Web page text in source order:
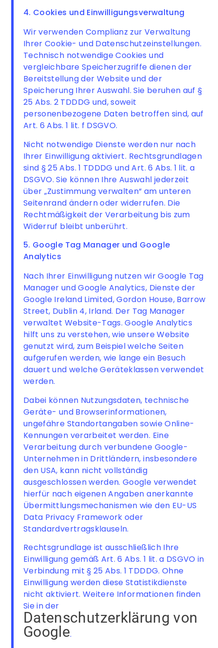
4. Cookies und Einwilligungsverwaltung
Wir verwenden Complianz zur Verwaltung
Ihrer Cookie- und Datenschutzeinstellungen.
Technisch notwendige Cookies und
vergleichbare Speicherzugriffe dienen der
Bereitstellung der Website und der
Speicherung Ihrer Auswahl. Sie beruhen auf §
25 Abs. 2 TDDDG und, soweit
personenbezogene Daten betroffen sind, auf
Art. 6 Abs. 1 lit. f DSGVO.
Nicht notwendige Dienste werden nur nach
Ihrer Einwilligung aktiviert. Rechtsgrundlagen
sind § 25 Abs. 1 TDDDG und Art. 6 Abs. 1 lit. a
DSGVO. Sie können Ihre Auswahl jederzeit
über „Zustimmung verwalten“ am unteren
Seitenrand ändern oder widerrufen. Die
Rechtmäßigkeit der Verarbeitung bis zum
Widerruf bleibt unberührt.
5. Google Tag Manager und Google
Analytics
Nach Ihrer Einwilligung nutzen wir Google Tag
Manager und Google Analytics, Dienste der
Google Ireland Limited, Gordon House, Barrow
Street, Dublin 4, Irland. Der Tag Manager
verwaltet Website-Tags. Google Analytics
hilft uns zu verstehen, wie unsere Website
genutzt wird, zum Beispiel welche Seiten
aufgerufen werden, wie lange ein Besuch
dauert und welche Geräteklassen verwendet
werden.
Dabei können Nutzungsdaten, technische
Geräte- und Browserinformationen,
ungefähre Standortangaben sowie Online-
Kennungen verarbeitet werden. Eine
Verarbeitung durch verbundene Google-
Unternehmen in Drittländern, insbesondere
den USA, kann nicht vollständig
ausgeschlossen werden. Google verwendet
hierfür nach eigenen Angaben anerkannte
Übermittlungsmechanismen wie den EU-US
Data Privacy Framework oder
Standardvertragsklauseln.
Rechtsgrundlage ist ausschließlich Ihre
Einwilligung gemäß Art. 6 Abs. 1 lit. a DSGVO in
Verbindung mit § 25 Abs. 1 TDDDG. Ohne
Einwilligung werden diese Statistikdienste
nicht aktiviert. Weitere Informationen finden
Sie in der
Datenschutzerklärung von
Google.